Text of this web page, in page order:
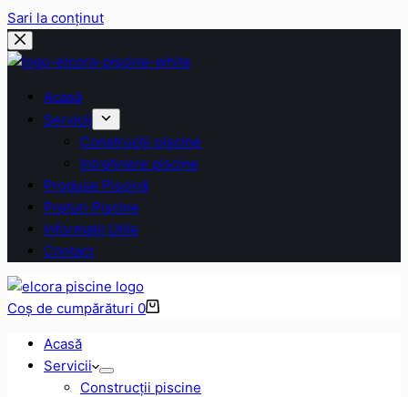
Sari la conținut
Acasă
Servicii
Construcții piscine
Intreținere piscine
Produse Piscină
Prețuri Piscine
Informații Utile
Contact
Coș de cumpărături 0
Acasă
Servicii
Construcții piscine